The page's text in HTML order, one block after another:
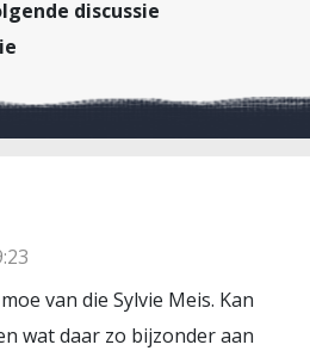
discussie
van die Sylvie Meis. Kan
wat daar zo bijzonder aan